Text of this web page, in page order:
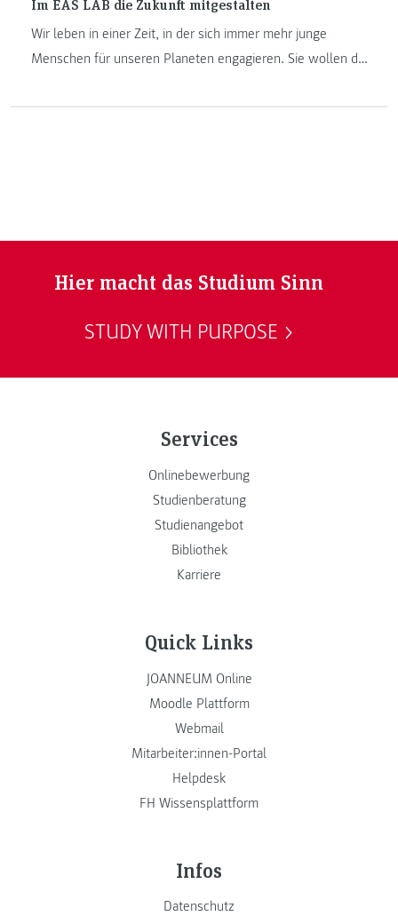
Im EAS LAB die Zukunft mitgestalten
Wir leben in einer Zeit, in der sich immer mehr junge
Menschen für unseren Planeten engagieren. Sie wollen die
Hier macht das Studium Sinn
STUDY WITH PURPOSE
Services
Onlinebewerbung
Studienberatung
Studienangebot
Bibliothek
Karriere
Quick Links
JOANNEUM Online
Moodle Plattform
Webmail
Mitarbeiter:innen-Portal
Helpdesk
FH Wissensplattform
Infos
Datenschutz